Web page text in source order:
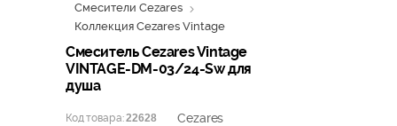
Смесители Cezares
Коллекция Cezares Vintage
Смеситель Cezares Vintage
VINTAGE-DM-03/24-Sw для
душа
Код товара: 22628
Cezares